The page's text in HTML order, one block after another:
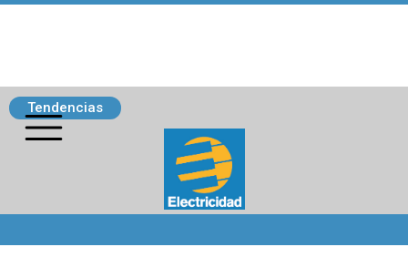
Tendencias